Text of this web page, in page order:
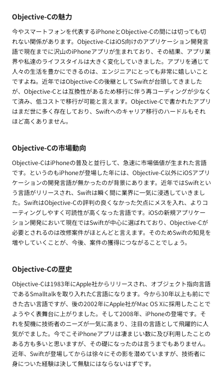
Objective-Cの魅力
今やスマートフォンを代表するiPhoneとObjective-Cの間には切っても切
れない関係があります。Objective-CはiOS向けのアプリケーション開発言
語で現在までに沢山のiPhoneアプリが生まれており、その結果、アプリ業
界や私達のライフスタイルは大きく変化していきました。アプリを通じて
人々の生活を豊かにできるのは、エンジニアにとっても非常に嬉しいこと
ですよね。近年ではObjective-Cの後継としてSwiftが台頭してきました
が、Objective-Cとは互換性があるため移行に伴う再コーディングが少なく
て済み、低コストで移行が可能と言えます。Objective-Cで書かれたアプリ
はまだ世に多く存在しており、Swiftへのキャリア移行のハードルもそれ
ほど高くありません。
Objective-Cの市場動向
Objective-CはiPhoneの普及と並行して、急速に市場価値が生まれた言語
です。というのもiPhoneが登場した年には、Objective-C以外にiOSアプリ
ケーションの開発言語が無かったのが背景にあります。近年ではSwiftとい
う言語がリリースされ、Swiftは瞬く間に業界に一気に浸透していきまし
た。SwiftはObjective-Cの評判の良くなかった欠点にメスを入れ、よりコ
ーティングしやすく可読性が高くなった言語です。iOSの新規アプリケー
ション開発において現在ではSwiftが中心に選ばれており、Objective-Cが
必要とされるのは改修案件がほとんどと言えます。そのためSwiftの知見を
増やしていくことが、今後、案件の獲得につながることでしょう。
Objective-Cの歴史
Objective-Cは1983年にApple社からリリースされ、オブジェクト指向言語
であるSmalltalkを取り入れたC言語になります。今から30年以上も前にで
きた古い言語ですが、後の2002年にApple社がMac OS Xに採用したことで
ようやく表舞台に上がりました。そして2008年、iPhoneの登場です。そ
れを契機に技術者のニーズが一気に高まり、注目の言語として飛躍的に人
気がでました。今でこそiPhoneアプリは凄まじい数に及び利用したことの
ある方も多いと思いますが、その礎になったのは言うまでもありません。
近年、Swiftが登場してからは徐々にその影を潜めていますが、技術者に
身についた経験は決して無駄にはならないはずです。